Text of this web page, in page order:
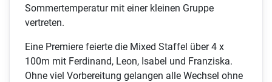
Sommertemperatur mit einer kleinen Gruppe
vertreten.
Eine Premiere feierte die Mixed Staffel über 4 x
100m mit Ferdinand, Leon, Isabel und Franziska.
Ohne viel Vorbereitung gelangen alle Wechsel ohne